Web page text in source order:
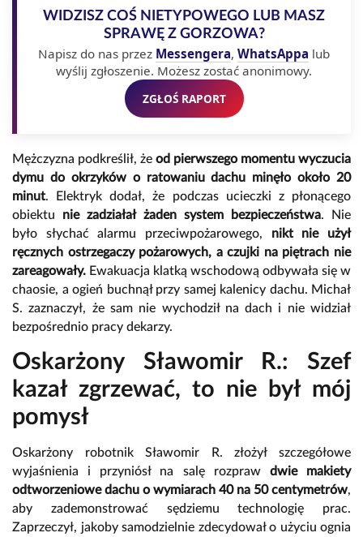
WIDZISZ COŚ NIETYPOWEGO LUB MASZ
SPRAWĘ Z GORZOWA?
Napisz do nas przez Messengera, WhatsAppa lub
wyślij zgłoszenie. Możesz zostać anonimowy.
ZGŁOŚ RAPORT
Mężczyzna podkreślił, że od pierwszego momentu wyczucia
dymu do okrzyków o ratowaniu dachu minęło około 20
minut. Elektryk dodał, że podczas ucieczki z płonącego
obiektu nie zadziałał żaden system bezpieczeństwa. Nie
było słychać alarmu przeciwpożarowego, nikt nie użył
ręcznych ostrzegaczy pożarowych, a czujki na piętrach nie
zareagowały. Ewakuacja klatką wschodową odbywała się w
chaosie, a ogień buchnął przy samej kalenicy dachu. Michał
S. zaznaczył, że sam nie wychodził na dach i nie widział
bezpośrednio pracy dekarzy.
Oskarżony Sławomir R.: Szef
kazał zgrzewać, to nie był mój
pomysł
Oskarżony robotnik Sławomir R. złożył szczegółowe
wyjaśnienia i przyniósł na salę rozpraw dwie makiety
odtworzeniowe dachu o wymiarach 40 na 50 centymetrów,
aby zademonstrować sędziemu technologię prac.
Zaprzeczył, jakoby samodzielnie zdecydował o użyciu ognia